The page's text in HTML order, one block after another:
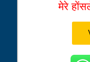
मेरे